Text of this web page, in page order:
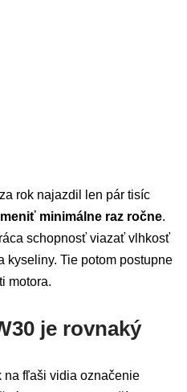
rok najazdil len pár tisíc
minimálne raz ročne.
schopnosť viazať vlhkosť
kyseliny. Tie potom postupne
motora.
je rovnaký
na fľaši vidia označenie